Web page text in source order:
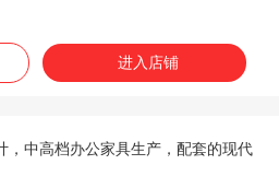
进入店铺
，中高档办公家具生产，配套的现代